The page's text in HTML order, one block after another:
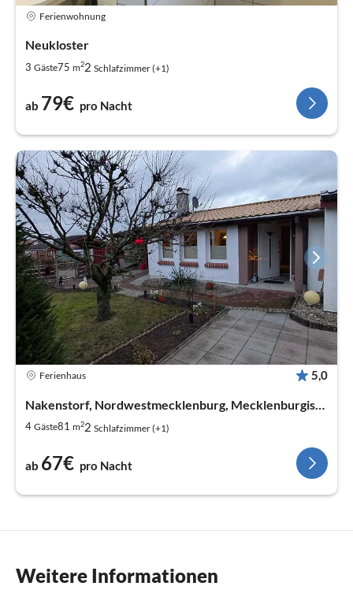
Ferienwohnung
Neukloster
3 Gäste75 m22 Schlafzimmer (+1)
ab 79€ pro Nacht
Ferienhaus 5,0
4 Gäste81 m22 Schlafzimmer (+1)
ab 67€ pro Nacht
Weitere Informationen